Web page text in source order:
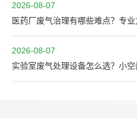
2026-08-07
医药厂废气治理有哪些难点？专
2026-08-07
实验室废气处理设备怎么选？小